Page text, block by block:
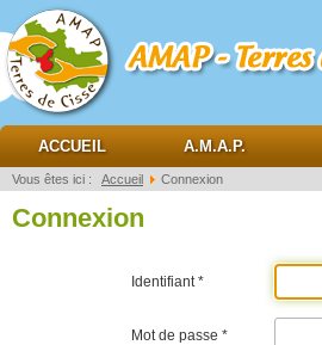
AMAP Terres de cisse
ACCUEIL A.M.A.P.
Vous êtes ici : Accueil Connexion
Connexion
Identifiant*
Mot de passe *